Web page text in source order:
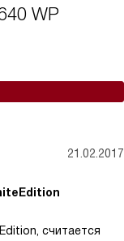
WP
21.02.2017
считается